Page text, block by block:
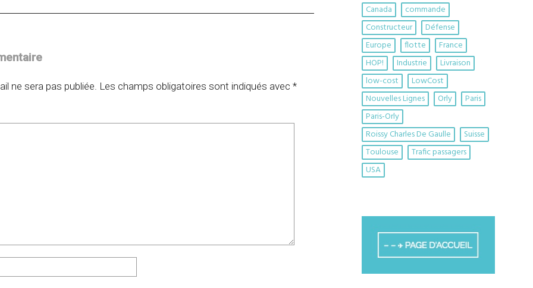
ne sera pas publiée. Les champs obligatoires sont indiqués avec *
Canada
commande
Constructeur
Défense
Europe
flotte
France
HOP!
Industrie
Livraison
low-cost
LowCost
Nouvelles Lignes
Orly
Paris
Paris-Orly
Roissy Charles De Gaulle
Suisse
Toulouse
Trafic passagers
USA